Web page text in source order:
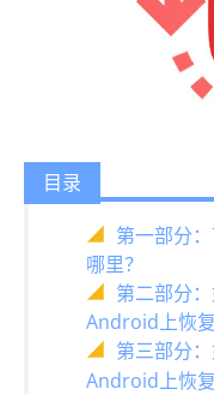
目录
第一部分
哪里？
第二部分
Android上恢
第三部分
Android上恢